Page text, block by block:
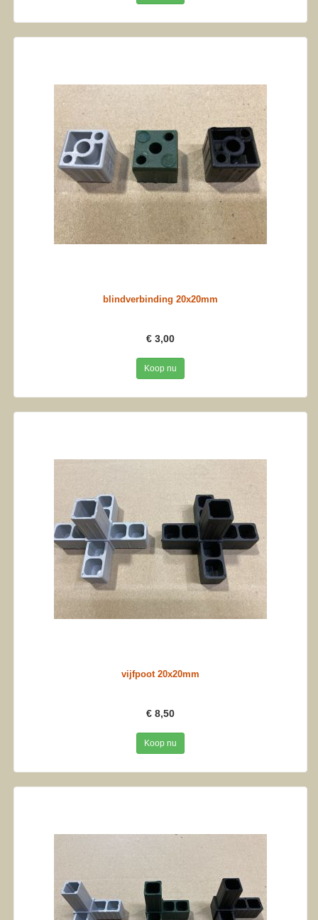
blindverbinding 20x20mm
€ 3,00
Koop nu
vijfpoot 20x20mm
€ 8,50
Koop nu